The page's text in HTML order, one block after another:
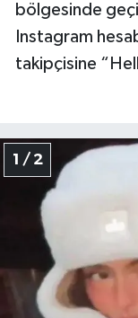
bölgesinde
Instagram
takipçisine
1 / 2